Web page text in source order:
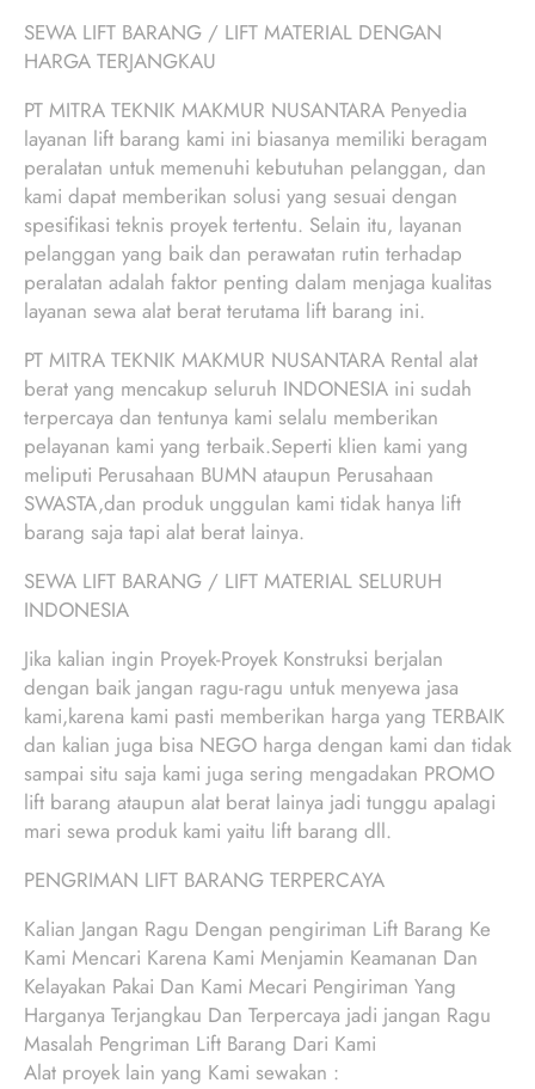
SEWA LIFT BARANG / LIFT MATERIAL DENGAN
HARGA TERJANGKAU
PT MITRA TEKNIK MAKMUR NUSANTARA Penyedia
layanan lift barang kami ini biasanya memiliki beragam
peralatan untuk memenuhi kebutuhan pelanggan, dan
kami dapat memberikan solusi yang sesuai dengan
spesifikasi teknis proyek tertentu. Selain itu, layanan
pelanggan yang baik dan perawatan rutin terhadap
peralatan adalah faktor penting dalam menjaga kualitas
layanan sewa alat berat terutama lift barang ini.
PT MITRA TEKNIK MAKMUR NUSANTARA Rental alat
berat yang mencakup seluruh INDONESIA ini sudah
terpercaya dan tentunya kami selalu memberikan
pelayanan kami yang terbaik.Seperti klien kami yang
meliputi Perusahaan BUMN ataupun Perusahaan
SWASTA,dan produk unggulan kami tidak hanya lift
barang saja tapi alat berat lainya.
SEWA LIFT BARANG / LIFT MATERIAL SELURUH
INDONESIA
Jika kalian ingin Proyek-Proyek Konstruksi berjalan
dengan baik jangan ragu-ragu untuk menyewa jasa
kami,karena kami pasti memberikan harga yang TERBAIK
dan kalian juga bisa NEGO harga dengan kami dan tidak
sampai situ saja kami juga sering mengadakan PROMO
lift barang ataupun alat berat lainya jadi tunggu apalagi
mari sewa produk kami yaitu lift barang dll.
PENGRIMAN LIFT BARANG TERPERCAYA
Kalian Jangan Ragu Dengan pengiriman Lift Barang Ke
Kami Mencari Karena Kami Menjamin Keamanan Dan
Kelayakan Pakai Dan Kami Mecari Pengiriman Yang
Harganya Terjangkau Dan Terpercaya jadi jangan Ragu
Masalah Pengriman Lift Barang Dari Kami
Alat proyek lain yang Kami sewakan :